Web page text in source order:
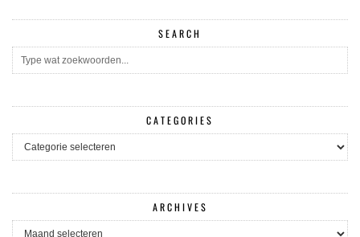
SEARCH
CATEGORIES
CATEGORIES
ARCHIVES
ARCHIVES